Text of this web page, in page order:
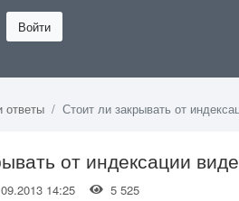
Войти
ответы Стоит ли закрывать от
от индексации
14:25 5 525